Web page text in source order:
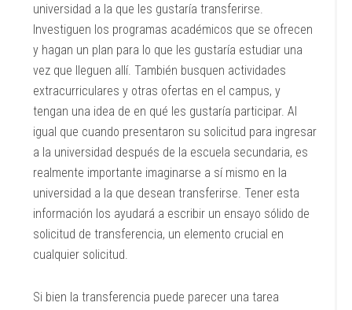
universidad a la que les gustaría transferirse.
Investiguen los programas académicos que se ofrecen
y hagan un plan para lo que les gustaría estudiar una
vez que lleguen allí. También busquen actividades
extracurriculares y otras ofertas en el campus, y
tengan una idea de en qué les gustaría participar. Al
igual que cuando presentaron su solicitud para ingresar
a la universidad después de la escuela secundaria, es
realmente importante imaginarse a sí mismo en la
universidad a la que desean transferirse. Tener esta
información los ayudará a escribir un ensayo sólido de
solicitud de transferencia, un elemento crucial en
cualquier solicitud.
Si bien la transferencia puede parecer una tarea